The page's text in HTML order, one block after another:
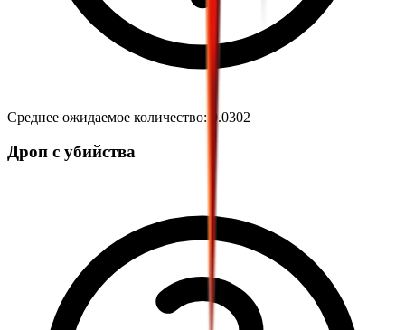
Среднее ожидаемое количество: 0.0302
Дроп с убийства